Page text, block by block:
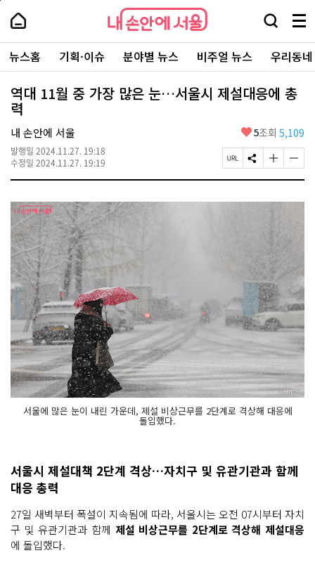
본
로
가
내
손
안
에
서
울
-
서
울
시
대
표
소
통
포
내
손
에
울
검
창
열
기
메
뉴
전
체
보
주
요
서
뉴스홈 기획·이슈 분야별 뉴스 비주얼 뉴스 우리동
역대 11월 중 가장 많은 눈…서울시 제설대응에 총
력
내 손안에 서울
발행일 2024.11.27. 19:18
수정일 2024.11.27. 19:19
좋
요
5조회 5,109
페
이
U
복
S
N
공
글
자
기
크
게
변
경
하
기
글
자
기
게
하
기
서울에 많은 눈이 내린 가운데, 제설 비상근무를 2단계로 격상해 대응에
돌입했다.
서울시 제설대책 2단계 격상…자치구 및 유관기관과 함께
대응 총력
27일 새벽부터 폭설이 지속됨에 따라, 서울시는 오전 07시부터 자치
구 및 유관기관과 함께 제설 비상근무를 2단계로 격상해 제설대응
에 돌입했다.
페
상
단
로